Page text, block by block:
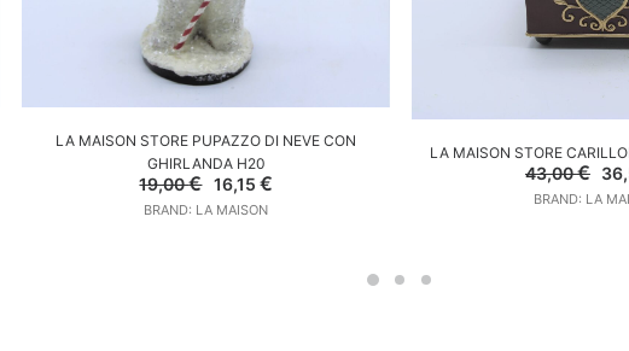
AGGIUNGI AL CARRELLO
LA MAISON STORE PUPAZZO DI NEVE CON
GHIRLANDA H20
19,00€ Il
prezzo
originale
16,15 €Il
BRAND: LA MAISON
AGGIUNGI AL
LA MAISON STORE
43,00€ Il
BRAND: LA